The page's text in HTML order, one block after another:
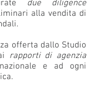
due diligence
alla vendita di
offerta dallo Studio
rapporti di agenzia
e ad ogni